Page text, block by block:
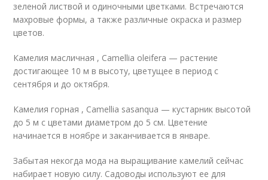
зеленой листвой и одиночными цветками. Встречаются
махровые формы, а также различные окраска и размер
цветов.
Камелия масличная , Camellia oleifera — растение
достигающее 10 м в высоту, цветущее в период с
сентября и до октября.
Камелия горная , Camellia sasanqua — кустарник высотой
до 5 м с цветами диаметром до 5 см. Цветение
начинается в ноябре и заканчивается в январе.
Забытая некогда мода на выращивание камелий сейчас
набирает новую силу. Садоводы используют ее для